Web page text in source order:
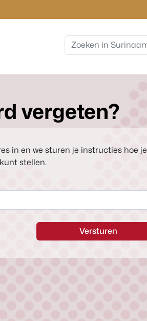
vergeten?
in en we sturen je instructies hoe je
stellen.
Versturen